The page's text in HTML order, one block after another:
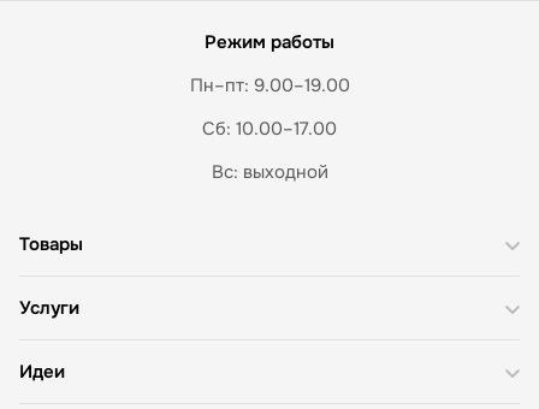
Режим работы
Пн–пт: 9.00–19.00
Сб: 10.00–17.00
Вс: выходной
Товары
Услуги
Идеи